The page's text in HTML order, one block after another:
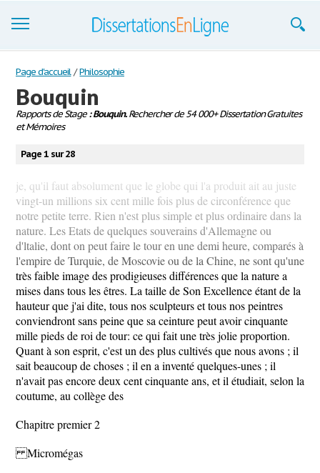
Dissertations
S'inscrire
Se connecter
Contactez-nous
Page d'accueil / Philosophie
Bouquin
Rapports de Stage: Bouquin.Rechercher de 54 000+ Dissertation Gratuites
et Mémoires
Page 1 sur 28
je, qu'il faut absolument que le globe qui l'a produit ait au juste
vingt-un millions six cent mille fois plus de circonférence que
notre petite terre. Rien n'est plus simple et plus ordinaire dans la
nature. Les Etats de quelques souverains d'Allemagne ou
d'ltalie, dont on peut faire le tour en une demi heure, comparés à
l'empire de Turquie, de Moscovie ou de la Chine, ne sont qu'une
très faible image des prodigieuses différences que la nature a
mises dans tous les êtres. La taille de Son Excellence étant de la
hauteur que j'ai dite, tous nos sculpteurs et tous nos peintres
conviendront sans peine que sa ceinture peut avoir cinquante
mille pieds de roi de tour: ce qui fait une très jolie proportion.
Quant à son esprit, c'est un des plus cultivés que nous avons ; il
sait beaucoup de choses ; il en a inventé quelques-unes ; il
n'avait pas encore deux cent cinquante ans, et il étudiait, selon la
coutume, au collège des
Chapitre premier 2
Micromégas